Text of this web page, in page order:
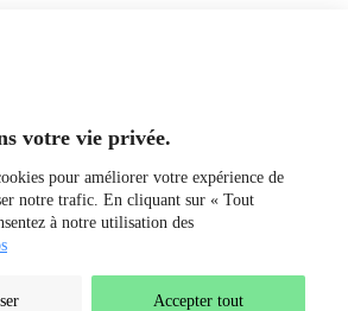
votre vie privée.
pour améliorer votre expérience de
notre trafic. En cliquant sur « Tout
à notre utilisation des
Accepter tout